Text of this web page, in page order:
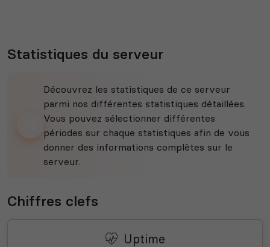
Statistiques du serveur
Découvrez les statistiques de ce serveur
parmi nos différentes statistiques détaillées.
Vous pouvez sélectionner différentes
périodes sur chaque statistiques afin de vous
donner des informations complètes sur le
serveur.
Chiffres clefs
Uptime